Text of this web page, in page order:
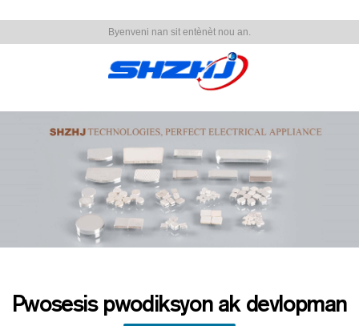
Byenveni nan sit entènèt nou an.
Pwosesis pwodiksyon ak devlopman